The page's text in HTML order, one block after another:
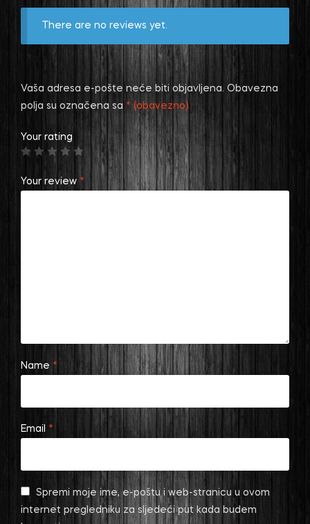
There are no reviews yet.
Vaša adresa e-pošte neće biti objavljena. Obavezna
polja su označena sa * (obavezno)
Your rating
Your review *
Name *
Email *
Spremi moje ime, e-poštu i web-stranicu u ovom
internet pregledniku za sljedeći put kada budem